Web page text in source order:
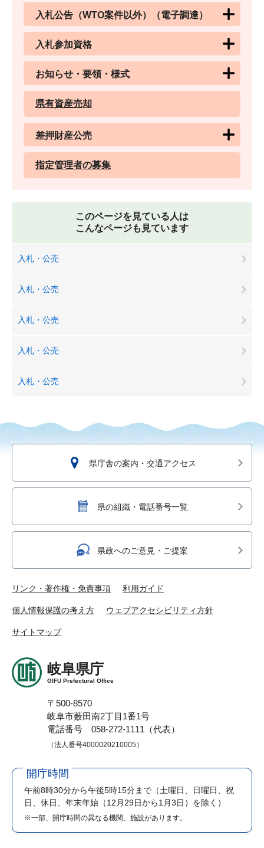
入札公告（WTO案件以外）（電子調達）
入札参加資格
お知らせ・要領・様式
県有資産売却
差押財産公売
指定管理者の募集
このページを見ている人は
こんなページも見ています
入札・公売
入札・公売
入札・公売
入札・公売
入札・公売
県庁舎の案内・交通アクセス
県の組織・電話番号一覧
県政へのご意見・ご提案
リンク・著作権・免責事項 利用ガイド
個人情報保護の考え方 ウェブアクセシビリティ方針
サイトマップ
岐阜県庁
GIFU Prefectural Office
〒500-8570
岐阜市薮田南2丁目1番1号
電話番号 058-272-1111（代表）
（法人番号4000020210005）
開庁時間
午前8時30分から午後5時15分まで （土曜日、日曜日、祝
日、休日、年末年始（12月29日から1月3日）を除く）
※一部、開庁時間の異なる機関、施設があります。